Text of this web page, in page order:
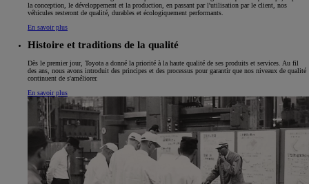
la conception, le développement et la production, en passant par l'utilisation par le client, nos
véhicules resteront de qualité, durables et écologiquement performants.
En savoir plus
Histoire et traditions de la qualité
Dès le premier jour, Toyota a donné la priorité à la haute qualité de ses produits et services. Au fil
des ans, nous avons introduit des principes et des processus pour garantir que nos niveaux de qualité
continuent de s'améliorer.
En savoir plus